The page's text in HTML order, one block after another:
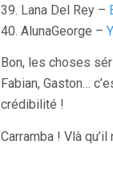
39. Lana Del Rey –
40. AlunaGeorge –
Bon, les choses
Fabian, Gaston…
crédibilité !
Carramba ! Vlà